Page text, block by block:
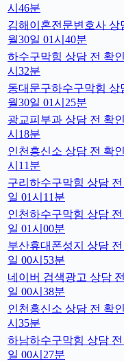
시46분
김해이혼전문변호사 상
월30일 01시40분
하수구막힘 상담 전 확
시32분
동대문구하수구막힘 상
월30일 01시25분
광교피부과 상담 전 확
시18분
인천흥신소 상담 전 확
시11분
구리하수구막힘 상담
일 01시11분
인천하수구막힘 상담
일 01시00분
부산휴대폰성지 상담
일 00시53분
네이버 검색광고 상담
일 00시38분
인천흥신소 상담 전 확
시35분
하남하수구막힘 상담
일 00시27분